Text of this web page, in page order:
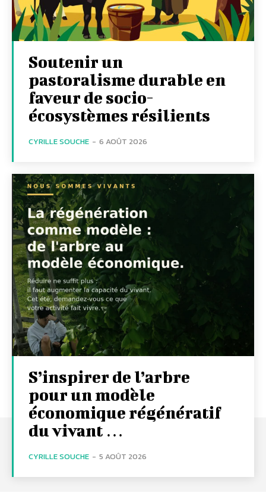
Soutenir un
pastoralisme durable en
faveur de socio-
écosystèmes résilients
CYRILLE SOUCHE - 6 AOÛT 2026
S’inspirer de l’arbre
pour un modèle
économique régénératif
du vivant …
CYRILLE SOUCHE - 5 AOÛT 2026